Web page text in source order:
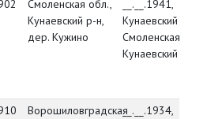
Смоленская обл.,
Кунаевский р-н,
дер. Кужино
__.__.1941,
Кунаевский РВК,
Смоленская обл.,
Кунаевский р-н
Ворошиловградская__.__.1934,